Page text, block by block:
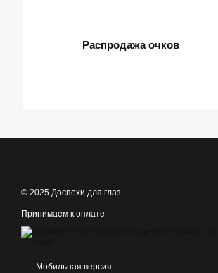
Распродажа очков
© 2025 Доспехи для глаз
Принимаем к оплате
Мобильная версия